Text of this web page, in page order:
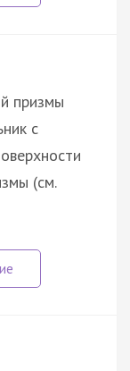
призмы
с
(см.